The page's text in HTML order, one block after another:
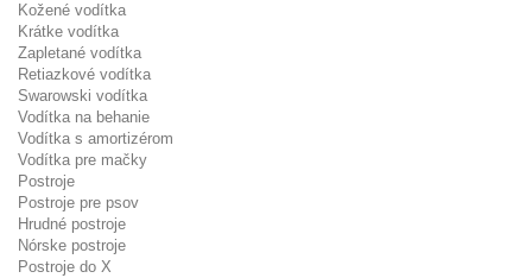
Kožené vodítka
Krátke vodítka
Zapletané vodítka
Retiazkové vodítka
Swarowski vodítka
Vodítka na behanie
Vodítka s amortizérom
Vodítka pre mačky
Postroje
Postroje pre psov
Hrudné postroje
Nórske postroje
Postroje do X